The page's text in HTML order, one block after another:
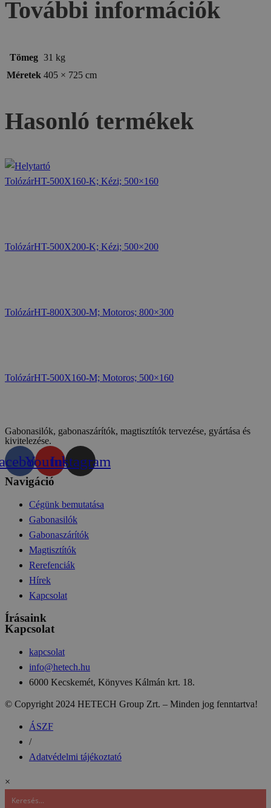
További információk
Tömeg 31 kg
Méretek 405 × 725 cm
Hasonló termékek
TolózárHT-500X160-K; Kézi; 500×160
TolózárHT-500X200-K; Kézi; 500×200
TolózárHT-800X300-M; Motoros; 800×300
TolózárHT-500X160-M; Motoros; 500×160
Gabonasilók, gabonaszárítók, magtisztítók tervezése, gyártása és
kivitelezése.
YoutubeInstagram
Navigáció
Cégünk bemutatása
Gabonasilók
Gabonaszárítók
Magtisztítók
Rerefenciák
Hírek
Kapcsolat
Írásaink
Kapcsolat
kapcsolat
info@hetech.hu
6000 Kecskemét, Könyves Kálmán krt. 18.
© Copyright 2024 HETECH Group Zrt. – Minden jog fenntartva!
ÁSZF
/
Adatvédelmi tájékoztató
×